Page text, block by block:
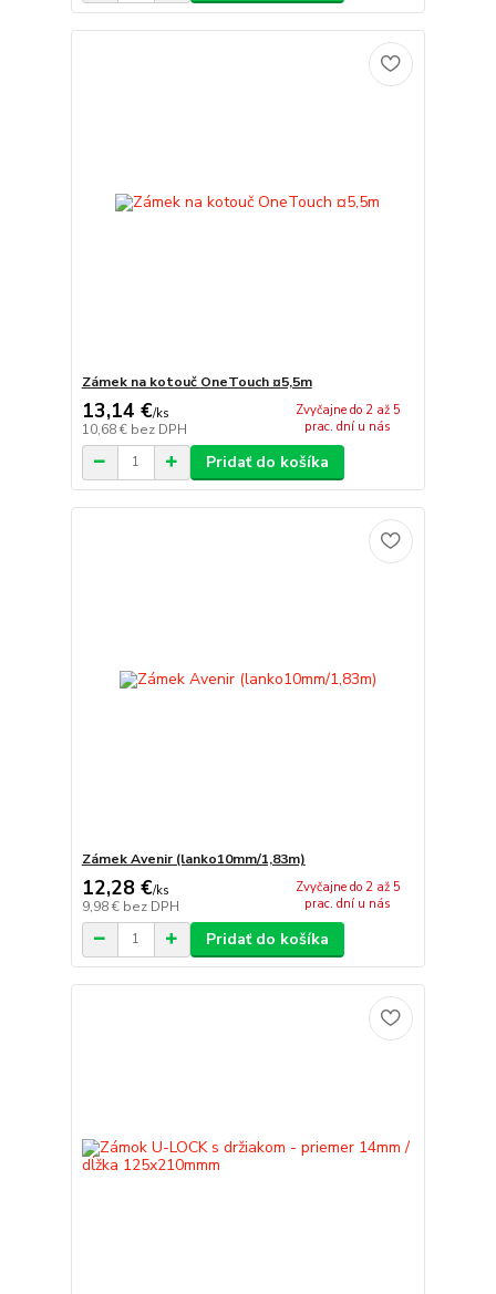
Zámek na kotouč OneTouch ¤5,5m
13,14 €/ks
10,68 € bez DPH
Zvyčajne do 2 až 5
prac. dní u nás
Pridať do košíka
Zámek Avenir (lanko10mm/1,83m)
12,28 €/ks
9,98 € bez DPH
Zvyčajne do 2 až 5
prac. dní u nás
Pridať do košíka